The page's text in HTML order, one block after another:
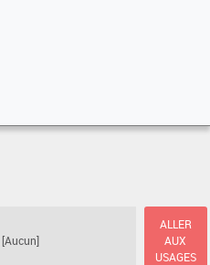
[Aucun]
ALLER
AUX
USAGES